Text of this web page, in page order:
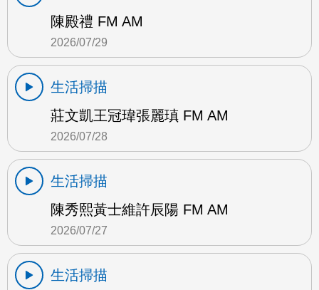
陳殿禮 FM AM
2026/07/29
生活掃描
莊文凱王冠瑋張麗瑱 FM AM
2026/07/28
生活掃描
陳秀熙黃士維許辰陽 FM AM
2026/07/27
生活掃描